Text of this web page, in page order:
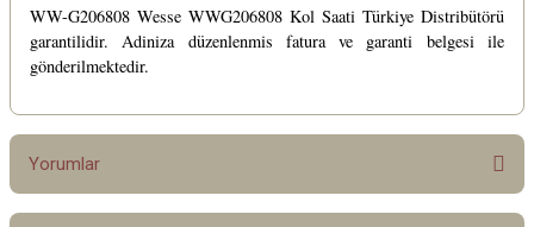
WW-G206808 Wesse WWG206808 Kol Saati Türkiye Distribütörü
garantilidir. Adiniza düzenlenmis fatura ve garanti belgesi ile
gönderilmektedir.
Yorumlar